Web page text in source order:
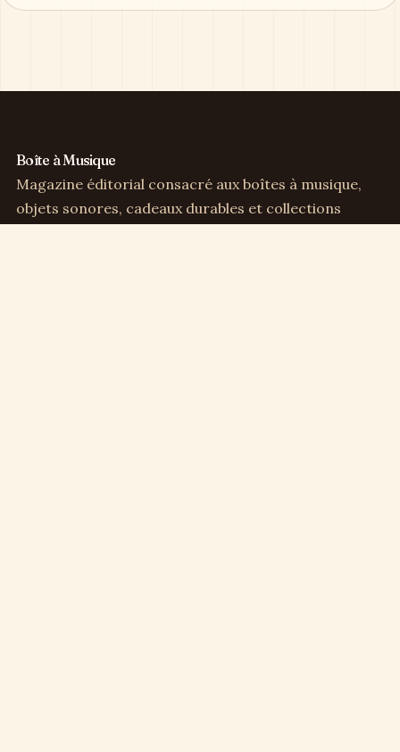
Boîte à Musique
Magazine éditorial consacré aux boîtes à musique,
objets sonores, cadeaux durables et collections